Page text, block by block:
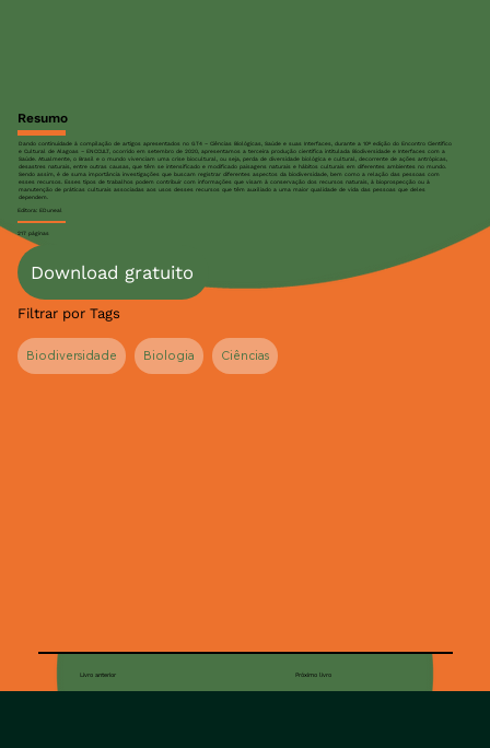
Resumo
Dando continuidade à compilação de artigos apresentados no GT4 – Ciências Biológicas, Saúde e suas Interfaces, durante a 10ª edição do Encontro Científico
e Cultural de Alagoas – ENCCULT, ocorrido em setembro de 2020, apresentamos a terceira produção científica intitulada Biodiversidade e Interfaces com a
Saúde. Atualmente, o Brasil e o mundo vivenciam uma crise biocultural, ou seja, perda de diversidade biológica e cultural, decorrente de ações antrópicas,
desastres naturais, entre outras causas, que têm se intensificado e modificado paisagens naturais e hábitos culturais em diferentes ambientes no mundo.
Sendo assim, é de suma importância investigações que buscam registrar diferentes aspectos da biodiversidade, bem como a relação das pessoas com
esses recursos. Esses tipos de trabalhos podem contribuir com informações que visam à conservação dos recursos naturais, à bioprospecção ou à
manutenção de práticas culturais associadas aos usos desses recursos que têm auxiliado a uma maior qualidade de vida das pessoas que deles
dependem.
Editora: EDuneal
217 páginas
Download gratuito
Filtrar por Tags
Biodiversidade Biologia Ciências
Livro anterior Próximo livro